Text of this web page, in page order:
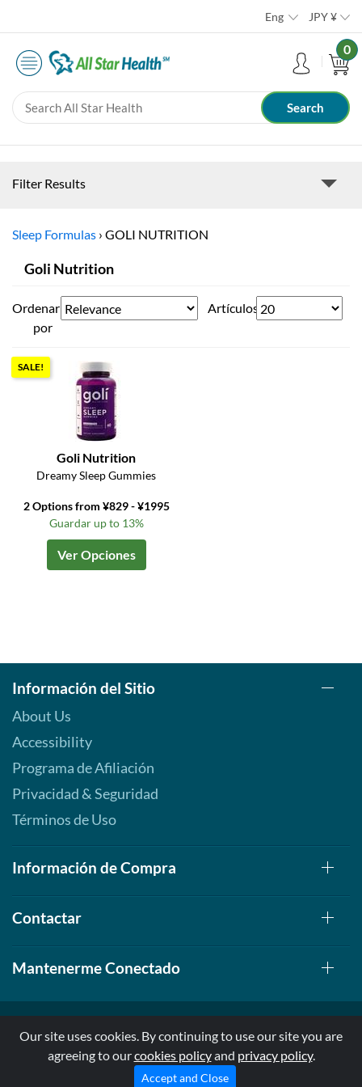
Eng JPY¥
0
Filter Results
Sleep Formulas › GOLI NUTRITION
Goli Nutrition
Ordenar
por
Artículos
SALE!
Goli Nutrition
Dreamy Sleep Gummies
2 Options from ¥829 - ¥1995
Guardar up to 13%
Ver Opciones
Información del Sitio
About Us
Accessibility
Programa de Afiliación
Privacidad & Seguridad
Términos de Uso
Información de Compra
Contactar
Mantenerme Conectado
© 1999-2026, AllStarHealth.com | All Rights Reserved
* Estas declaraciones no han sido evaluadas por la FDA
Our site uses cookies. By continuing to use our site you are
agreeing to ourcookies policyand privacy policy.
Accept and Close